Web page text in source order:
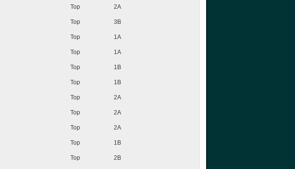
Top 2A
Top 3B
Top 1A
Top 1A
Top 1B
Top 1B
Top 2A
Top 2A
Top 2A
Top 1B
Top 2B